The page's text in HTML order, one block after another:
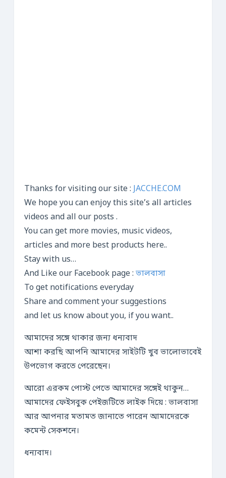
Thanks for visiting our site : JACCHE.COM
We hope you can enjoy this site’s all articles
videos and all our posts .
You can get more movies, music videos,
articles and more best products here..
Stay with us…
And Like our Facebook page : ভালবাসা
To get notifications everyday
Share and comment your suggestions
and let us know about you, if you want..
আমাদের সঙ্গে থাকার জন্য ধন্যবাদ
আশা করছি আপনি আমাদের সাইটটি খুব ভালোভাবেই
উপভোগ করতে পেরেছেন।
আরো এরকম পোস্ট পেতে আমাদের সঙ্গেই থাকুন…
আমাদের ফেইসবুক পেইজটিতে লাইক দিয়ে : ভালবাসা
আর আপনার মতামত জানাতে পারেন আমাদেরকে
কমেন্ট সেকশনে।
ধন্যবাদ।